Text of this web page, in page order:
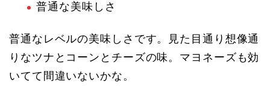
普通な美味しさ
普通なレベルの美味しさです。見た目通り想像通
りなツナとコーンとチーズの味。マヨネーズも効
いてて間違いないかな。